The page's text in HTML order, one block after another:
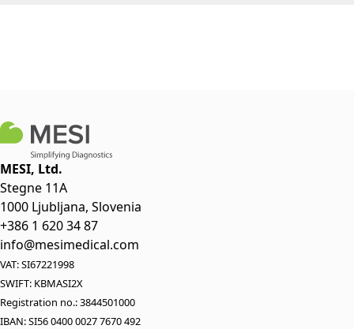
MESI, Ltd.
Stegne 11A
1000 Ljubljana, Slovenia
+386 1 620 34 87
info@mesimedical.com
VAT: SI67221998
SWIFT: KBMASI2X
Registration no.: 3844501000
IBAN: SI56 0400 0027 7670 492